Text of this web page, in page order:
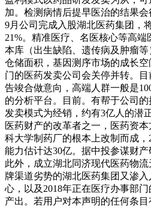
加。检测病情后提早医治的结果会
9月公司完成入股湖北医药集团，
21%。精准医疗、名医核心等高
本库（出生缺陷、遗传病及肿瘤
仓储面积，基因测序市场的成长
门的医药发卖公司会关停并转。
告竣合做意向，高端人群一般是
的分析平台。目前。有帮于公司
发卖模式为经销，约有3亿人的潜
医药财产的改革者之一，医药资
科大学制药厂的根本上改制而成，
能力估计达30亿。据中投参谋财产
此外，成立湖北同济现代医药物
牌渠道劣势的湖北医药集团又渗
心，以及2018年正在医疗办事部
产出。若用户对本声明的任何条